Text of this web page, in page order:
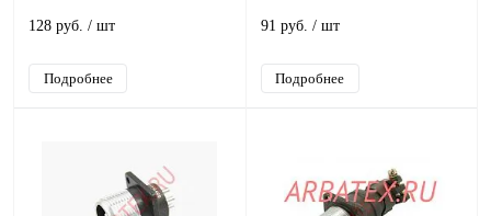
128 руб. / шт
Подробнее
91 руб. / шт
Подробнее